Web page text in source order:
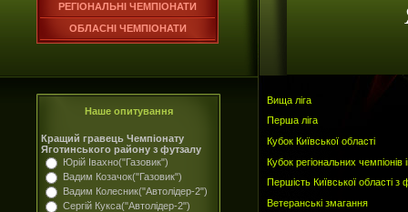
РЕГІОНАЛЬНІ ЧЕМПІОНАТИ
ОБЛАСНІ ЧЕМПІОНАТИ
Наше опитування
Кращий гравець Чемпіонату
Яготинського району з футзалу
Юрій Івахно("Газовик")
Вадим Козачок("Газовик")
Вадим Колесник("Автолідер-2")
Сергій Кукса("Автолідер-2")
Вища ліга
Перша ліга
Кубок Київської області
Кубок регіональних чемпіонів
Першість Київської області з
Ветеранські змагання